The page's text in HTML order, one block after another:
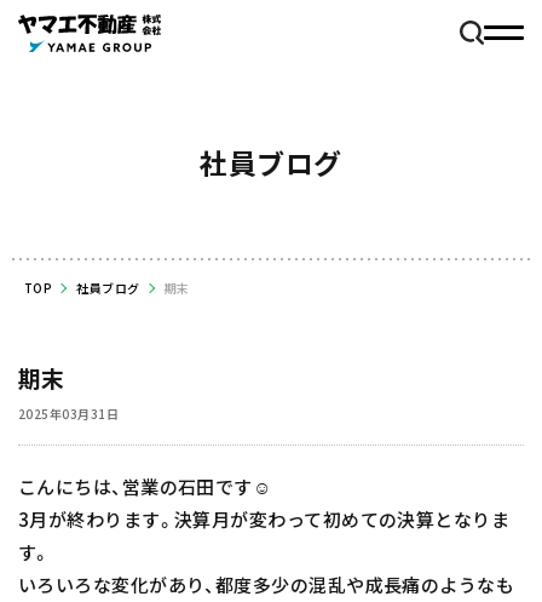
社員ブログ
TOP 社員ブログ 期末
期末
2025年03月31日
こんにちは、営業の石田です☺️
3月が終わります。決算月が変わって初めての決算となりま
す。
いろいろな変化があり、都度多少の混乱や成長痛のようなも